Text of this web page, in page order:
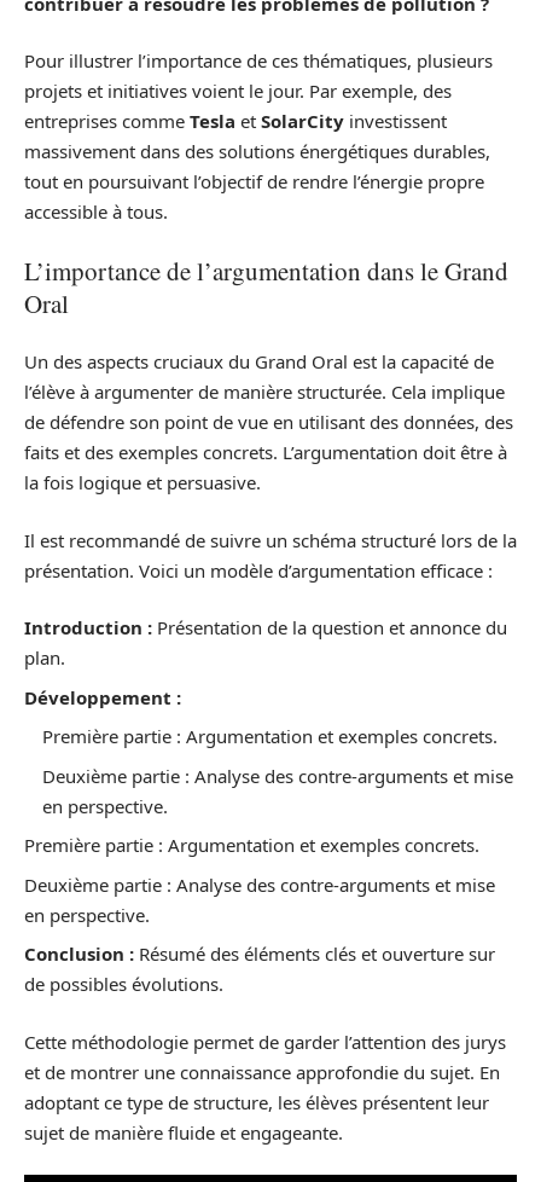
Pour illustrer l’importance de ces thématiques, plusieurs
projets et initiatives voient le jour. Par exemple, des
entreprises comme Tesla et SolarCity investissent
massivement dans des solutions énergétiques durables,
tout en poursuivant l’objectif de rendre l’énergie propre
accessible à tous.
L’importance de l’argumentation dans le Grand
Oral
Un des aspects cruciaux du Grand Oral est la capacité de
l’élève à argumenter de manière structurée. Cela implique
de défendre son point de vue en utilisant des données, des
faits et des exemples concrets. L’argumentation doit être à
la fois logique et persuasive.
Il est recommandé de suivre un schéma structuré lors de la
présentation. Voici un modèle d’argumentation efficace :
Introduction : Présentation de la question et annonce du
plan.
Développement :
Première partie : Argumentation et exemples concrets.
Deuxième partie : Analyse des contre-arguments et mise
en perspective.
Première partie : Argumentation et exemples concrets.
Deuxième partie : Analyse des contre-arguments et mise
en perspective.
Conclusion : Résumé des éléments clés et ouverture sur
de possibles évolutions.
Cette méthodologie permet de garder l’attention des jurys
et de montrer une connaissance approfondie du sujet. En
adoptant ce type de structure, les élèves présentent leur
sujet de manière fluide et engageante.